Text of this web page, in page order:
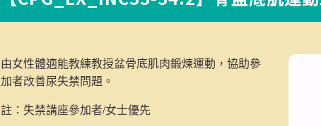
由女性體適能教練教授盆骨底肌肉鍛煉運動，協助參
加者改善尿失禁問題。
註：失禁講座參加者/女士優先